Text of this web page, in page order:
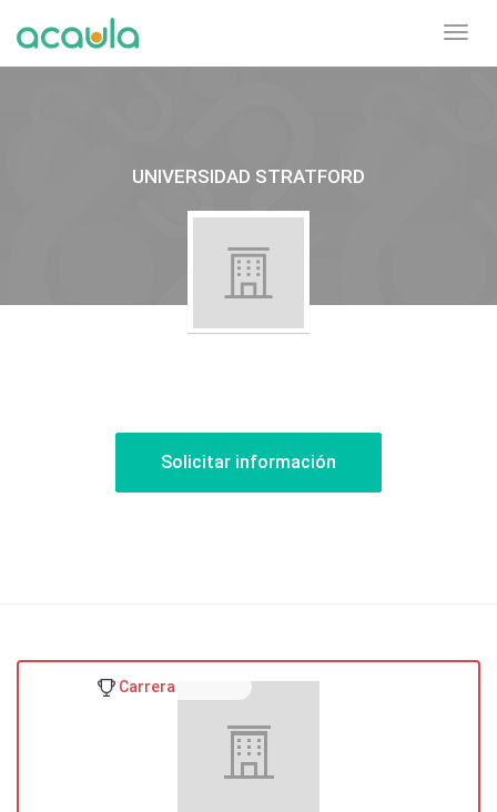
UNIVERSIDAD STRATFORD
Solicitar información
Carrera